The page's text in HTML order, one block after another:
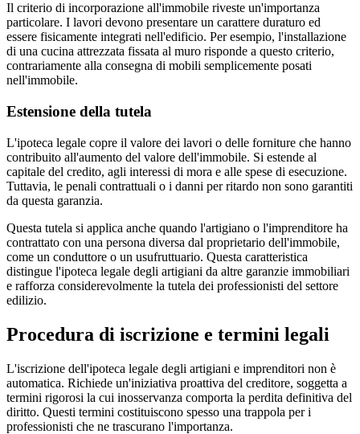
Il criterio di incorporazione all'immobile riveste un'importanza
particolare. I lavori devono presentare un carattere duraturo ed
essere fisicamente integrati nell'edificio. Per esempio, l'installazione
di una cucina attrezzata fissata al muro risponde a questo criterio,
contrariamente alla consegna di mobili semplicemente posati
nell'immobile.
Estensione della tutela
L'ipoteca legale copre il valore dei lavori o delle forniture che hanno
contribuito all'aumento del valore dell'immobile. Si estende al
capitale del credito, agli interessi di mora e alle spese di esecuzione.
Tuttavia, le penali contrattuali o i danni per ritardo non sono garantiti
da questa garanzia.
Questa tutela si applica anche quando l'artigiano o l'imprenditore ha
contrattato con una persona diversa dal proprietario dell'immobile,
come un conduttore o un usufruttuario. Questa caratteristica
distingue l'ipoteca legale degli artigiani da altre garanzie immobiliari
e rafforza considerevolmente la tutela dei professionisti del settore
edilizio.
Procedura di iscrizione e termini legali
L'iscrizione dell'ipoteca legale degli artigiani e imprenditori non è
automatica. Richiede un'iniziativa proattiva del creditore, soggetta a
termini rigorosi la cui inosservanza comporta la perdita definitiva del
diritto. Questi termini costituiscono spesso una trappola per i
professionisti che ne trascurano l'importanza.